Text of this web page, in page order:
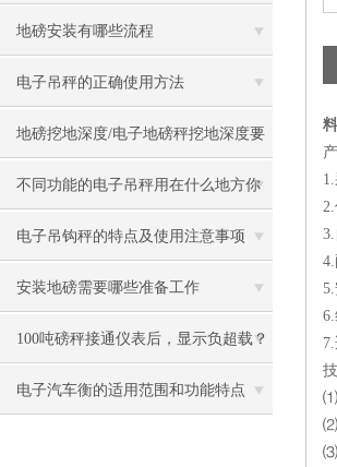
地磅安装有哪些流程
电子吊秤的正确使用方法
地磅挖地深度/电子地磅秤挖地深度要
求
不同功能的电子吊秤用在什么地方你
知道吗？
电子吊钩秤的特点及使用注意事项
安装地磅需要哪些准备工作
100吨磅秤接通仪表后，显示负超载？
电子汽车衡的适用范围和功能特点
⑴
⑵
⑶